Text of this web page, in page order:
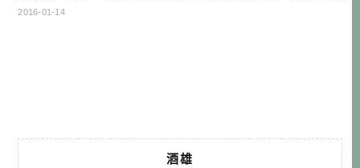
園」吃看看。基本上以離島來說，這個規模的居酒屋算是很
2016-01-14
酒雄